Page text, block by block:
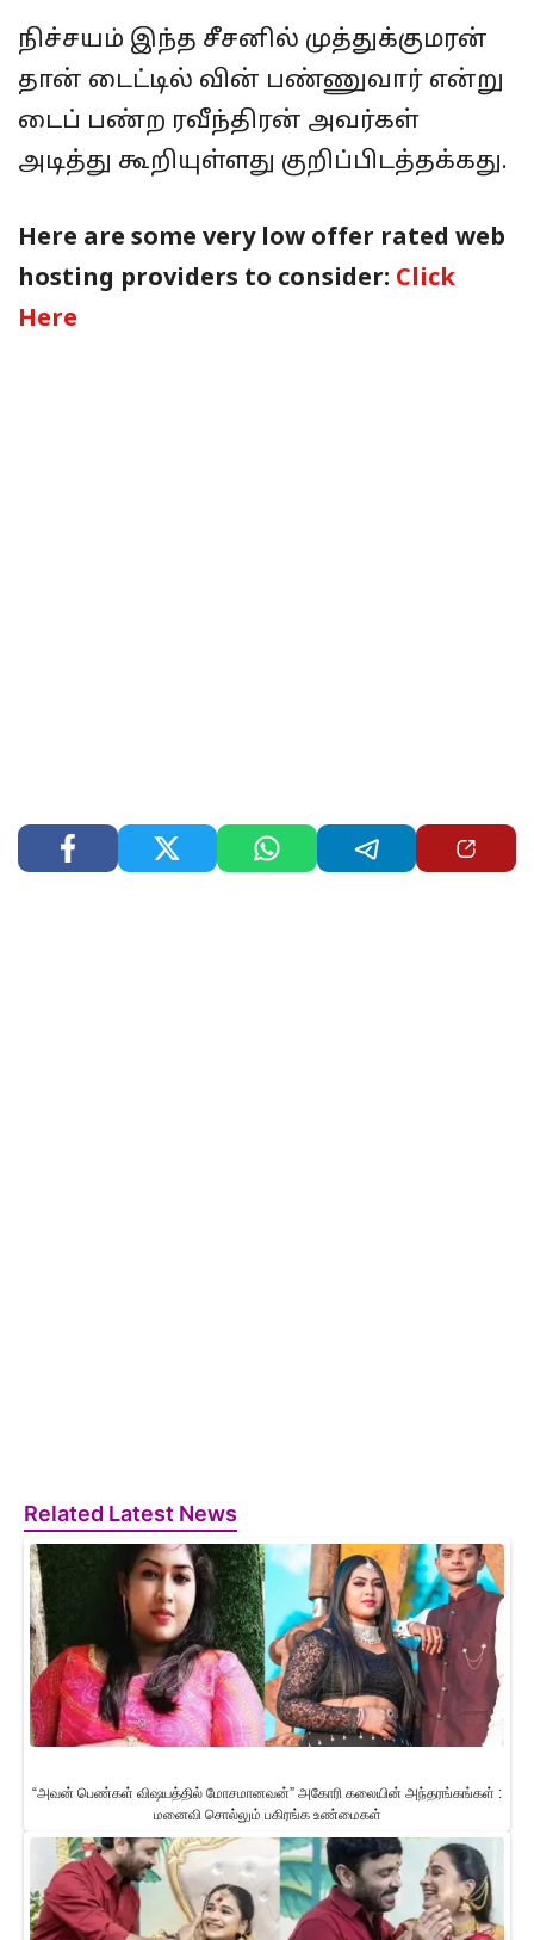
நிச்சயம் இந்த சீசனில் முத்துக்குமரன்
தான் டைட்டில் வின் பண்ணுவார் என்று
டைப் பண்ற ரவீந்திரன் அவர்கள்
அடித்து கூறியுள்ளது குறிப்பிடத்தக்கது.
Here are some very low offer rated web
hosting providers to consider: Click
Here
Related Latest News
“அவன் பெண்கள் விஷயத்தில் மோசமானவன்” அகோரி கலையின் அந்தரங்கங்கள் :
மனைவி சொல்லும் பகிரங்க உண்மைகள்